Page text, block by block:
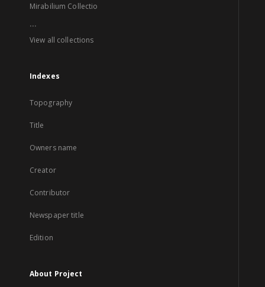
Mirabilium Collectio
...
View all collections
Indexes
Topography
Title
Owners name
Creator
Contributor
Newspaper title
Edition
About Project